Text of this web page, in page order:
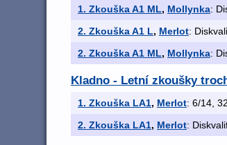
1. Zkouška A1 ML, Mollynka:
2. Zkouška A1 L, Merlot:
2. Zkouška A1 ML, Mollynka:
Kladno - Letní zkoušky
1. Zkouška LA1, Merlot: 6/14,
2. Zkouška LA1, Merlot: